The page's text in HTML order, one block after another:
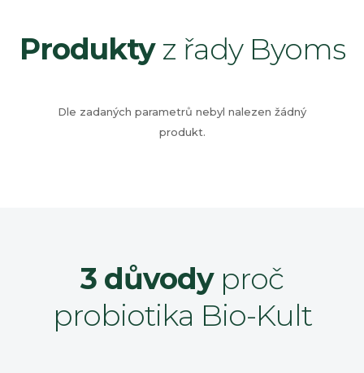
Produktyz řady Byoms
Dle zadaných parametrů nebyl nalezen žádný
produkt.
3 důvodyproč
probiotika Bio-Kult